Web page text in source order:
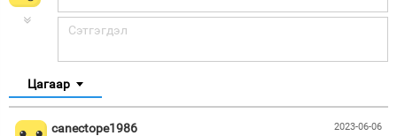
Цагаар
2023-06-06
canectope1986